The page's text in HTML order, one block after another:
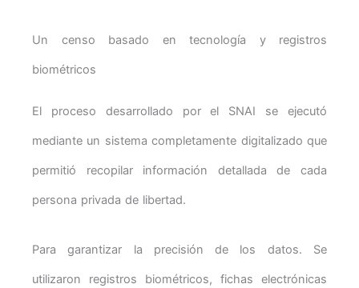
Un censo basado en tecnología y registros
biométricos
El proceso desarrollado por el SNAI se ejecutó
mediante un sistema completamente digitalizado que
permitió recopilar información detallada de cada
persona privada de libertad.
Para garantizar la precisión de los datos. Se
utilizaron registros biométricos, fichas electrónicas